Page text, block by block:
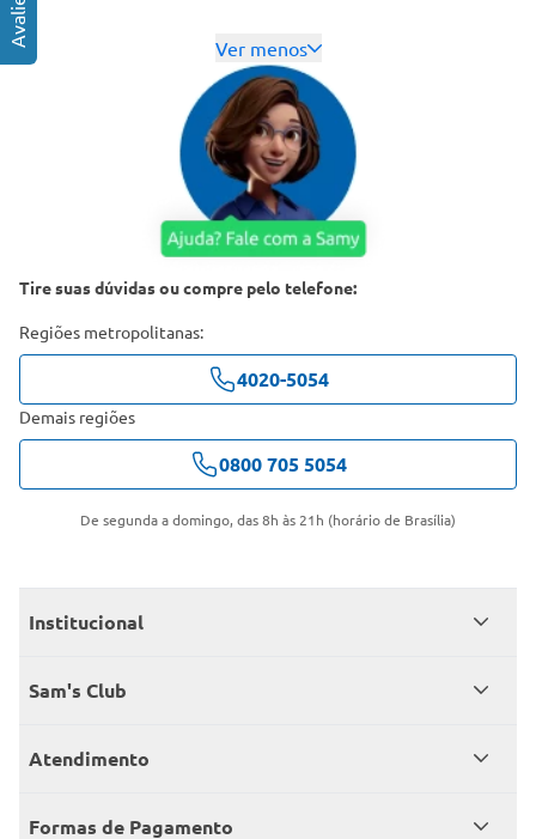
Ver menos
Tire suas dúvidas ou compre pelo telefone:
Regiões metropolitanas:
4020-5054
Demais regiões
0800 705 5054
De segunda a domingo, das 8h às 21h (horário de Brasília)
Institucional
Quem somos
Encontre um Clube
Sam's Club
Seja sócio
Atendimento
Fale conosco
Formas de Pagamento